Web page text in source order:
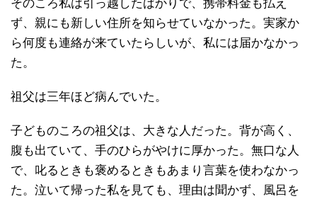
そのころ私は引っ越したばかりで、携帯料金も払え
ず、親にも新しい住所を知らせていなかった。実家か
ら何度も連絡が来ていたらしいが、私には届かなかっ
た。
祖父は三年ほど病んでいた。
子どものころの祖父は、大きな人だった。背が高く、
腹も出ていて、手のひらがやけに厚かった。無口な人
で、叱るときも褒めるときもあまり言葉を使わなかっ
た。泣いて帰った私を見ても、理由は聞かず、風呂を